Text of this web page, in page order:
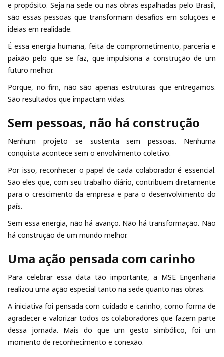
e propósito. Seja na sede ou nas obras espalhadas pelo Brasil,
são essas pessoas que transformam desafios em soluções e
ideias em realidade.
É essa energia humana, feita de comprometimento, parceria e
paixão pelo que se faz, que impulsiona a construção de um
futuro melhor.
Porque, no fim, não são apenas estruturas que entregamos.
São resultados que impactam vidas.
Sem pessoas, não há construção
Nenhum projeto se sustenta sem pessoas. Nenhuma
conquista acontece sem o envolvimento coletivo.
Por isso, reconhecer o papel de cada colaborador é essencial.
São eles que, com seu trabalho diário, contribuem diretamente
para o crescimento da empresa e para o desenvolvimento do
país.
Sem essa energia, não há avanço. Não há transformação. Não
há construção de um mundo melhor.
Uma ação pensada com carinho
Para celebrar essa data tão importante, a MSE Engenharia
realizou uma ação especial tanto na sede quanto nas obras.
A iniciativa foi pensada com cuidado e carinho, como forma de
agradecer e valorizar todos os colaboradores que fazem parte
dessa jornada. Mais do que um gesto simbólico, foi um
momento de reconhecimento e conexão.